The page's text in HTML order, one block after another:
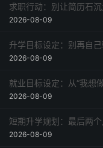
求职行动：别让简历石
2026-08-09
升学目标设定：别再自
2026-08-09
就业目标设定：从“我想
2026-08-09
短期升学规划：最后两
2026-08-09